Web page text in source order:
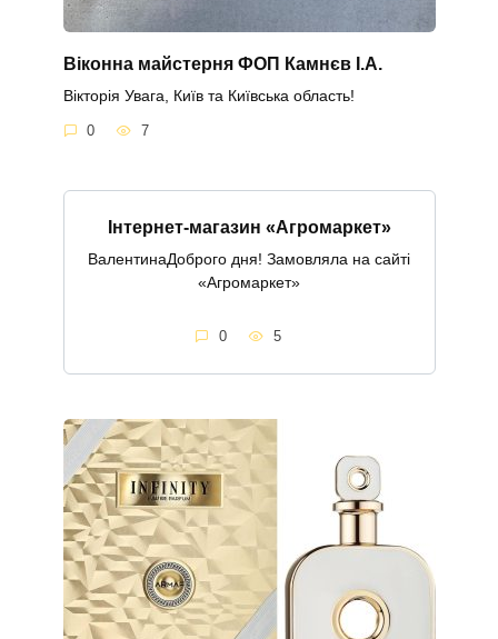
Віконна майстерня ФОП Камнєв І.А.
Вікторія Увага, Київ та Київська область!
0 7
Інтернет-магазин «Агромаркет»
ВалентинаДоброго дня! Замовляла на сайті
«Агромаркет»
0 5